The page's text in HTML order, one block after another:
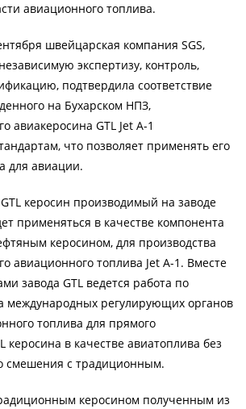
авиационного топлива.
швейцарская компания SGS,
экспертизу, контроль,
подтвердила соответствие
на Бухарском НПЗ,
авиакеросина GTL Jet A-1
что позволяет применять его
для авиации.
керосин производимый на заводе
применяться в качестве компонента
керосином, для производства
авиационного топлива Jet A-1. Вместе
завода GTL ведется работа по
международных регулирующих органов
топлива для прямого
керосина в качестве авиатоплива без
смешения с традиционным.
керосином полученным из